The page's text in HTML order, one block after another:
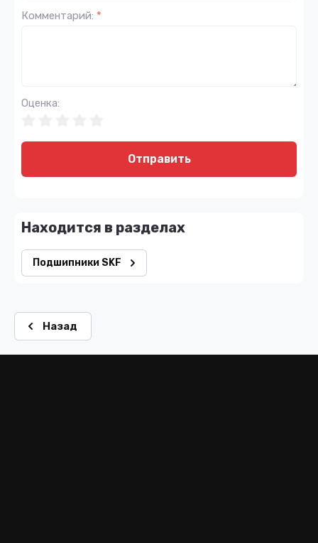
Комментарий: *
Оценка:
Отправить
Находится в разделах
Подшипники SKF
Назад